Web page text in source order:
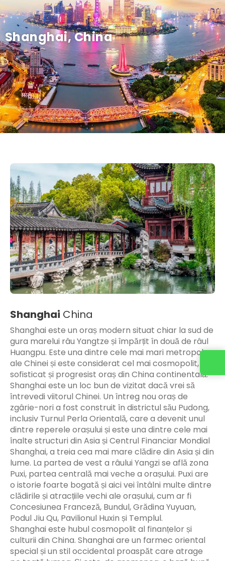
Shanghai, China
Shanghai China
Shanghai este un oraș modern situat chiar la sud de
gura marelui râu Yangtze și împărțit în două de râul
Huangpu. Este una dintre cele mai mari metropole
ale Chinei și este considerat cel mai cosmopolit,
sofisticat și progresist oraș din China continentală.
Shanghai este un loc bun de vizitat dacă vrei să
întrevedi viitorul Chinei. Un întreg nou oraș de
zgârie-nori a fost construit în districtul său Pudong,
inclusiv Turnul Perla Orientală, care a devenit unul
dintre reperele orașului și este una dintre cele mai
înalte structuri din Asia și Centrul Financiar Mondial
Shanghai, a treia cea mai mare clădire din Asia și din
lume. La partea de vest a râului Yangzi se află zona
Puxi, partea centrală mai veche a orașului. Puxi are
o istorie foarte bogată și aici vei întâlni multe dintre
clădirile și atracțiile vechi ale orașului, cum ar fi
Concesiunea Franceză, Bundul, Grădina Yuyuan,
Podul Jiu Qu, Pavilionul Huxin și Templul.
Shanghai este hubul cosmopolit al finanțelor și
culturii din China. Shanghai are un farmec oriental
special și un stil occidental proaspăt care atrage